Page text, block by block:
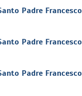
Padre
Padre
Padre